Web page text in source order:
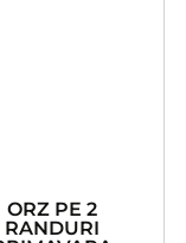
ORZ PE 2
RANDURI